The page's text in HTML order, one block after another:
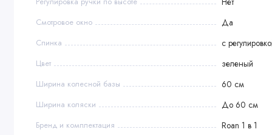
Смотровое окно Да
Спинка с
Цвет зеленый
Ширина колесной базы 60 см
Ширина коляски До 60 см
Бренд и комплектация Roan 1 в 1